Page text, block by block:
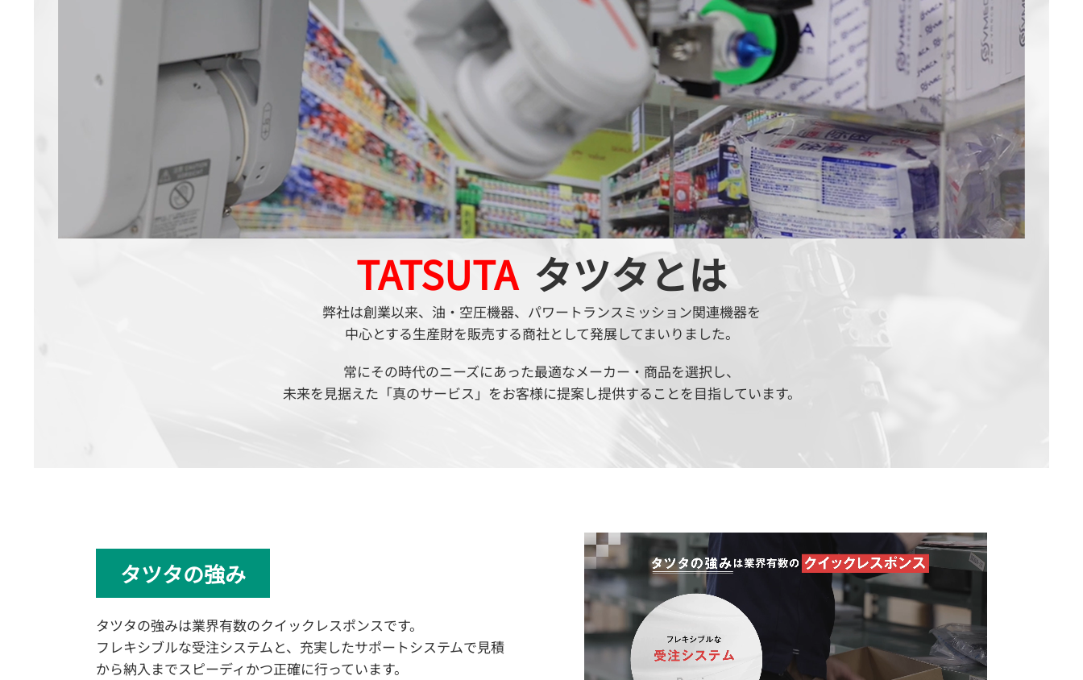
TATSUTA タツタとは
弊社は創業以来、油・空圧機器、パワートランスミッション関連機器を
中心とする生産財を販売する商社として発展してまいりました。
常にその時代のニーズにあった最適なメーカー・商品を選択し、
未来を見据えた「真のサービス」をお客様に提案し提供することを目指しています。
タツタの強み
タツタの強みは業界有数のクイックレスポンスです。
フレキシブルな受注システムと、充実したサポートシステムで見積
から納入までスピーディかつ正確に行っています。